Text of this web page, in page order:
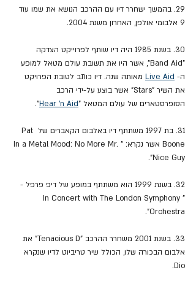
29. בהמשך ישחרר דיו עם ההרכב הנושא את שמו עוד
9 אלבומי אולפן, האחרון משנת 2004.
30. בשנת 1985 היה דיו שותף לפרוייקט הצדקה
"Band Aid", אשר היו את תשובת עולם מטאל למופע
ה- Live Aid מאותה שנה. דיו כותב לטובת הפרויקט
את השיר "Stars" אשר בוצע על-ידי הרכב
הסופרסטארים של עולם המטאל "Hear 'n Aid
".
31. בת 1997 משתתף דיו באלבום הקאברים של Pat
Boone אשר נקרא: "In a Metal Mood: No More Mr.
Nice Guy".
32. בשנת 1999 הוא משתתף במופע של דיפ פרפל -
"In Concert with The London Symphony
Orchestra".
33. בשנת 2001 משחרר ההרכב "Tenacious D" את
אלבום הבכורה שלו, הכולל שיר טריביוט לדיו שנקרא
Dio.